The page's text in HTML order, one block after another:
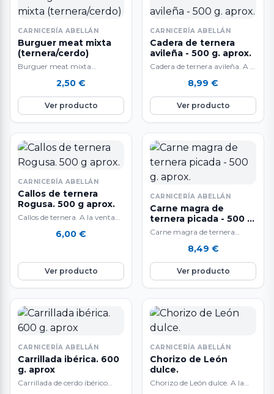
CARNICERÍA ABELLÁN
Burguer meat mixta
(ternera/cerdo)
Burguer meat mixta
unidades Para preparar
exquisitas hamburguesas
caseras.
2,50 €
Ver producto
CARNICERÍA ABELLÁN
Cadera de ternera
avileña - 500 g. aprox.
Cadera de ternera avileña. A la
aproximadamente. El peso
del…
8,99 €
Ver producto
CARNICERÍA ABELLÁN
Callos de ternera
Rogusa. 500 g aprox.
Callos de ternera. A la venta
aproximadamente. Los
6,00 €
Ver producto
CARNICERÍA ABELLÁN
Carne magra de
ternera picada - 500 g.
aprox.
Carne magra de ternera
gr. aproximadamente. El
peso…
8,49 €
Ver producto
CARNICERÍA ABELLÁN
Carrillada ibérica. 600
g. aprox
Carrillada de cerdo ibérico
CARNICERÍA ABELLÁN
Chorizo de León
dulce.
Chorizo de León dulce. A la